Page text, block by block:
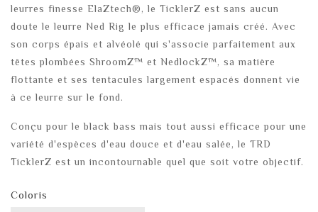
leurres finesse ElaZtech®, le TicklerZ est sans aucun
doute le leurre Ned Rig le plus efficace jamais créé. Avec
son corps épais et alvéolé qui s'associe parfaitement aux
têtes plombées ShroomZ™ et NedlockZ™, sa matière
flottante et ses tentacules largement espacés donnent vie
à ce leurre sur le fond.
Conçu pour le black bass mais tout aussi efficace pour une
variété d'espèces d'eau douce et d'eau salée, le TRD
TicklerZ est un incontournable quel que soit votre objectif.
Coloris